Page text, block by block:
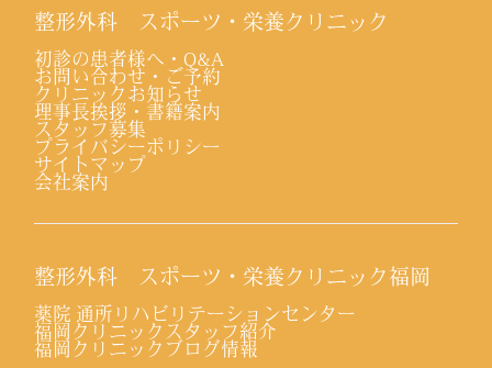
整形外科 スポーツ・栄養クリニック
初診の患者様へ・Q&A
お問い合わせ・ご予約
クリニックお知らせ
理事長挨拶・書籍案内
スタッフ募集
プライバシーポリシー
サイトマップ
会社案内
整形外科 スポーツ・栄養クリニック福岡
薬院 通所リハビリテーションセンター
福岡クリニックスタッフ紹介
福岡クリニックブログ情報